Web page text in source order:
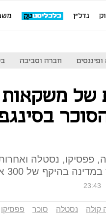
נדל"ן
חברה וסביבה
של
פפסיקו, נסטלה
של 300 אלף ק”ג בשנה
23:43
קולה נסטלה סוכר פפסיקו